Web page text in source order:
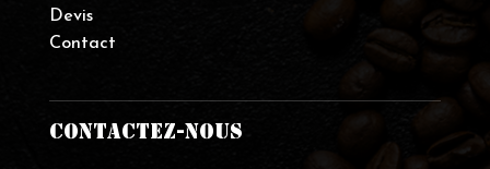
Devis
Contact
CONTACTEZ-NOUS